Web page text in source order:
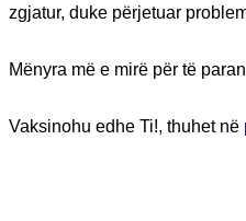
zgjatur, duke përjetuar
Mënyra më e mirë për të
Vaksinohu edhe Ti!, thuhet në